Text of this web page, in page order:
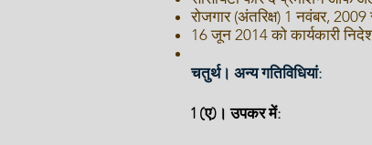
रोजगार (अंतरिक्ष) 1 नवंबर,
16 जून 2014 को कार्यकारी
चतुर्थ। अन्य गतिविधियां:
1 (ए)। उपकर में: